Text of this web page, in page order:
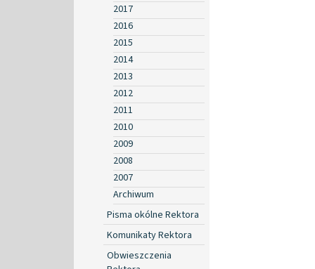
2017
2016
2015
2014
2013
2012
2011
2010
2009
2008
2007
Archiwum
Pisma okólne Rektora
Komunikaty Rektora
Obwieszczenia